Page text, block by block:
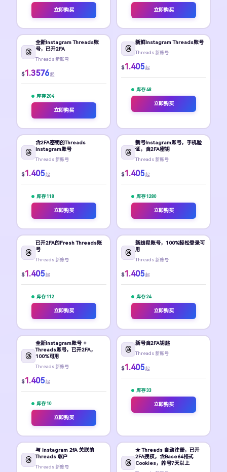
立即购买 立即购买
全新Instagram Threads账
号，已开2FA
Threads 新账号
$1.3576 起
库存 204
立即购买
新鲜Instagram Threads账号
Threads 新账号
$1.405 起
库存 48
立即购买
含2FA密钥的Threads
Instagram账号
Threads 新账号
$1.405 起
库存 118
立即购买
新号Instagram账号，手机验
证，含2FA密钥
Threads 新账号
$1.405 起
库存 1280
立即购买
已开2FA的Fresh Threads账
号
Threads 新账号
$1.405 起
库存 112
立即购买
新线程账号，100%轻松登录可
用
Threads 新账号
$1.405 起
库存 24
立即购买
全新Instagram账号 +
Threads账号，已开2FA，
100%可用
Threads 新账号
$1.405 起
库存 10
立即购买
新号含2FA钥匙
Threads 新账号
$1.405 起
库存 33
立即购买
与 Instagram 2fA 关联的
Threads 帐户
Threads 新账号
★ Threads 自动注册，已开
2FA授权，含Base64格式
Cookies，养号7天以上